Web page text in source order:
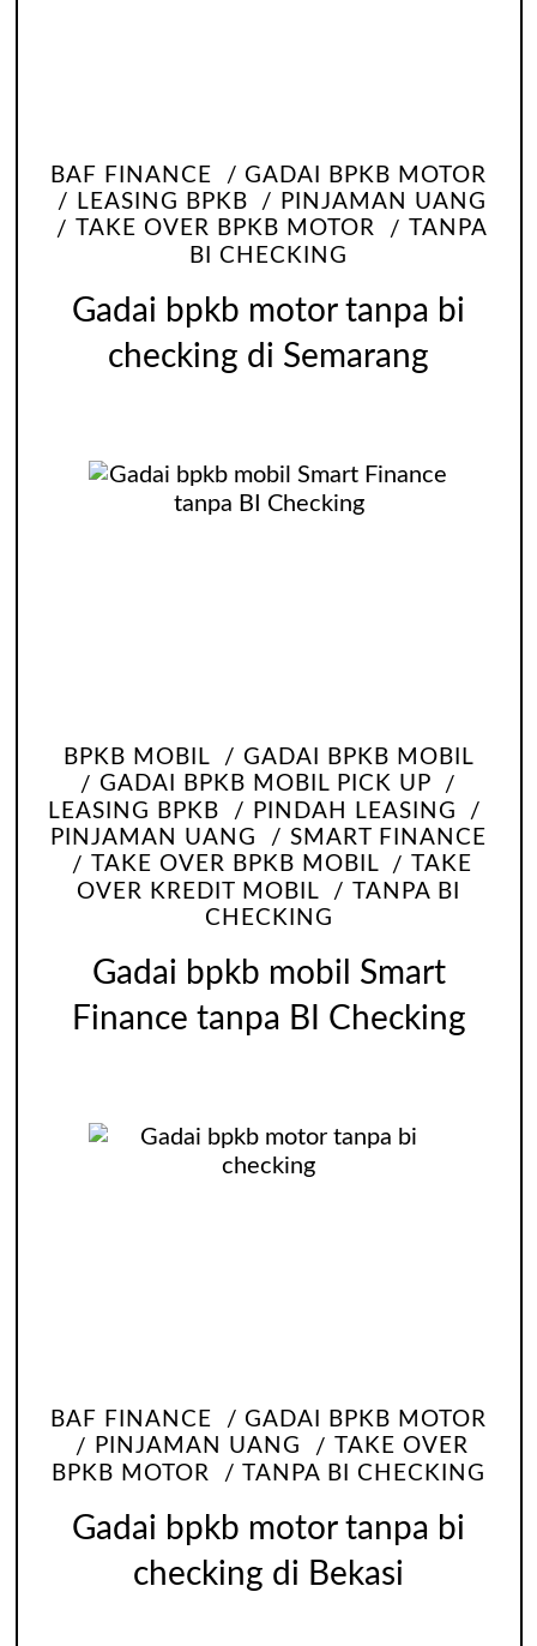
BAF FINANCE
GADAI BPKB MOTOR
LEASING BPKB
PINJAMAN UANG
TAKE OVER BPKB MOTOR
TANPA
BI CHECKING
Gadai bpkb motor tanpa bi
checking di Semarang
BPKB MOBIL
GADAI BPKB MOBIL
GADAI BPKB MOBIL PICK UP
LEASING BPKB
PINDAH LEASING
PINJAMAN UANG
SMART FINANCE
TAKE OVER BPKB MOBIL
TAKE
OVER KREDIT MOBIL
TANPA BI
CHECKING
Gadai bpkb mobil Smart
Finance tanpa BI Checking
BAF FINANCE
GADAI BPKB MOTOR
PINJAMAN UANG
TAKE OVER
BPKB MOTOR
TANPA BI CHECKING
Gadai bpkb motor tanpa bi
checking di Bekasi